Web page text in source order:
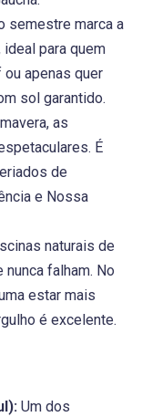
semestre marca a
para quem
apenas quer
sol garantido.
as
É
de
e Nossa
naturais de
falham. No
estar mais
é excelente.
Um dos